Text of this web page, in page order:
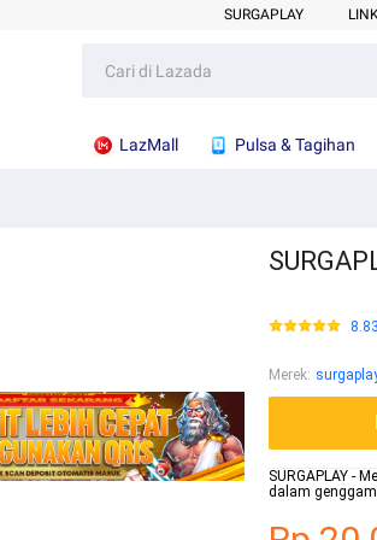
SURGAPLAY
LazMall Pulsa & Tagihan
Merek:
SURGAPLAY -
dalam